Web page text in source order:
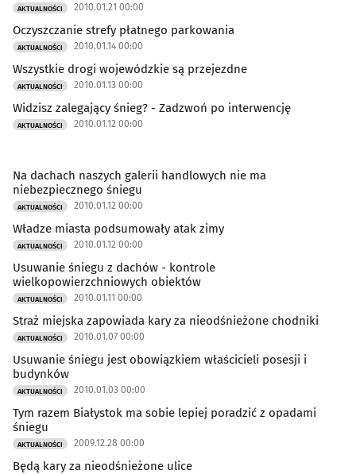
AKTUALNOŚCI 2010.01.21 00:00
Oczyszczanie strefy płatnego parkowania
AKTUALNOŚCI 2010.01.14 00:00
Wszystkie drogi wojewódzkie są przejezdne
AKTUALNOŚCI 2010.01.13 00:00
Widzisz zalegający śnieg? - Zadzwoń po interwencję
AKTUALNOŚCI 2010.01.12 00:00
Na dachach naszych galerii handlowych nie ma
niebezpiecznego śniegu
AKTUALNOŚCI 2010.01.12 00:00
Władze miasta podsumowały atak zimy
AKTUALNOŚCI 2010.01.12 00:00
Usuwanie śniegu z dachów - kontrole
wielkopowierzchniowych obiektów
AKTUALNOŚCI 2010.01.11 00:00
Straż miejska zapowiada kary za nieodśnieżone chodniki
AKTUALNOŚCI 2010.01.07 00:00
Usuwanie śniegu jest obowiązkiem właścicieli posesji i
budynków
AKTUALNOŚCI 2010.01.03 00:00
Tym razem Białystok ma sobie lepiej poradzić z opadami
śniegu
AKTUALNOŚCI 2009.12.28 00:00
Będą kary za nieodśnieżone ulice